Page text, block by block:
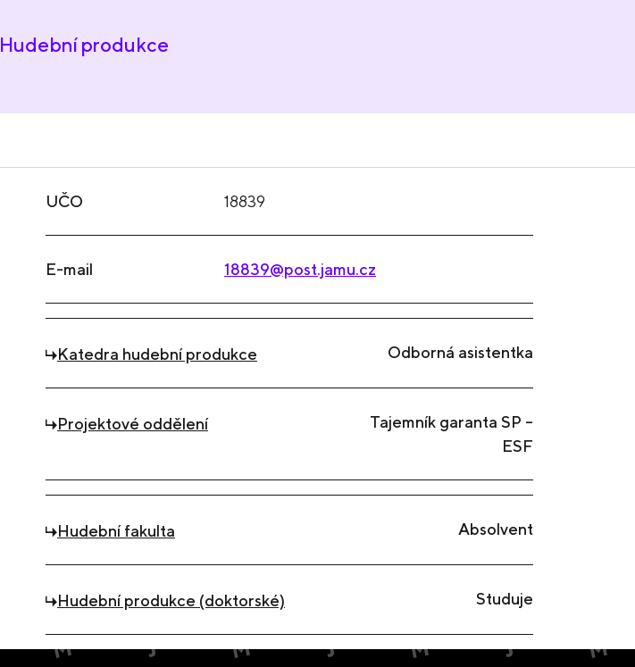
Hudební produkce
UČO 18839
E-mail 18839@post.jamu.cz
Odborná asistentka
Katedra hudební produkce
Tajemník garanta SP –
ESF
Projektové oddělení
Absolvent
Hudební fakulta
Studuje
Hudební produkce (doktorské)